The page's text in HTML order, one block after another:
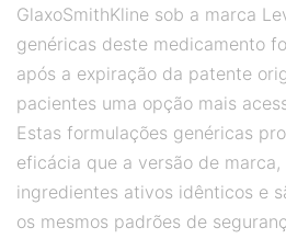
GlaxoSmithKline sob a marca
genéricas deste medicamento
após a expiração da patente
pacientes uma opção mais
Estas formulações genéricas
eficácia que a versão de
ingredientes ativos idênticos e
os mesmos padrões de